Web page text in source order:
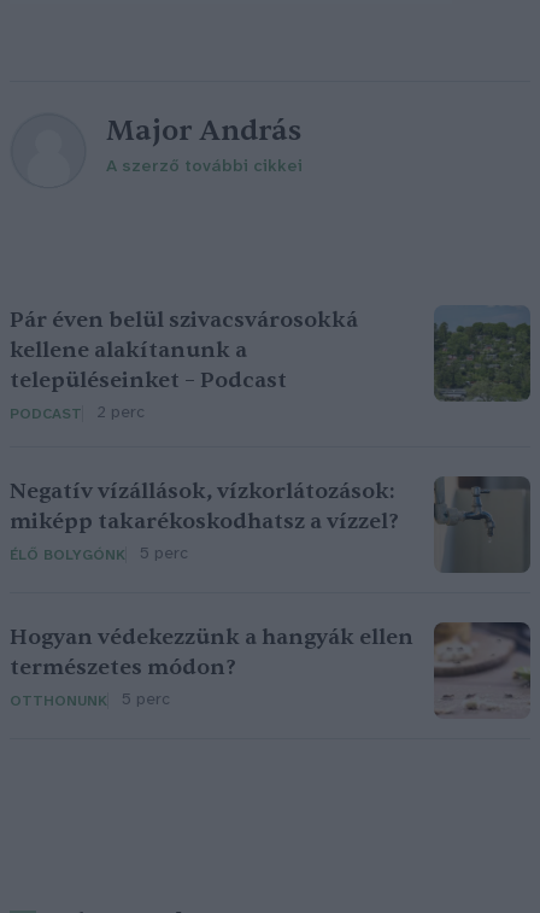
Major András
A szerző további cikkei
Pár éven belül szivacsvárosokká
kellene alakítanunk a
településeinket – Podcast
PODCAST 2 perc
Negatív vízállások, vízkorlátozások:
miképp takarékoskodhatsz a vízzel?
ÉLŐ BOLYGÓNK 5 perc
Hogyan védekezzünk a hangyák ellen
természetes módon?
OTTHONUNK 5 perc